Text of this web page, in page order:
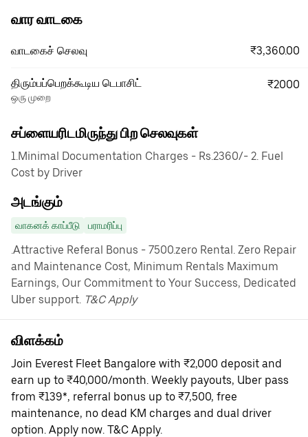
வார வாடகை
வாடகைச் செலவு ₹3,360.00
திரும்பப்பெறக்கூடிய டெபாசிட்
ஒரு முறை
₹2000
சப்ளையரிடமிருந்து பிற செலவுகள்
1.Minimal Documentation Charges - Rs.2360/- 2. Fuel
Cost by Driver
அடங்கும்
வாகனக் காப்பீடு பராமரிப்பு
.Attractive Referal Bonus - 7500.zero Rental. Zero Repair
and Maintenance Cost, Minimum Rentals Maximum
Earnings, Our Commitment to Your Success, Dedicated
Uber support. T&C Apply
விளக்கம்
Join Everest Fleet Bangalore with ₹2,000 deposit and
earn up to ₹40,000/month. Weekly payouts, Uber pass
from ₹139*, referral bonus up to ₹7,500, free
maintenance, no dead KM charges and dual driver
option. Apply now. T&C Apply.